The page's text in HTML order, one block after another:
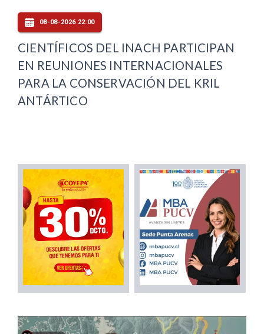
08-08-2026 22:00
CIENTÍFICOS DEL INACH PARTICIPAN
EN REUNIONES INTERNACIONALES
PARA LA CONSERVACIÓN DEL KRIL
ANTÁRTICO